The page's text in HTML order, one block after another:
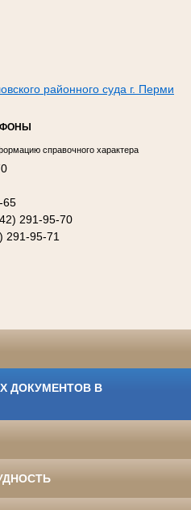
районного суда г. Перми
справочного характера
65
291-95-70
291-95-71
ДОКУМЕНТОВ В